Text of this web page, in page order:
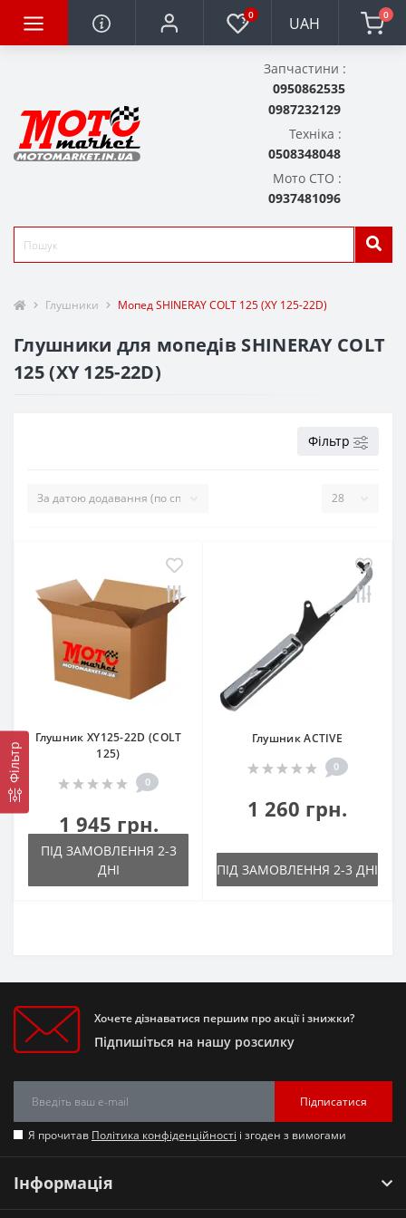
0 UAH 0
Запчастини :
0950862535
0987232129
Техніка :
0508348048
Мото СТО :
0937481096
Глушники Мопед SHINERAY COLT 125 (XY 125-22D)
Глушники для мопедів SHINERAY COLT
125 (XY 125-22D)
Фільтр
Фільтр
Глушник XY125-22D (COLT
125)
0
1 945 грн.
ПІД ЗАМОВЛЕННЯ 2-3
ДНІ
Глушник ACTIVE
0
1 260 грн.
ПІД ЗАМОВЛЕННЯ 2-3 ДНІ
Хочете дізнаватися першим про акції і знижки?
Підпишіться на нашу розсилку
Підписатися
Я прочитав Політика конфіденційності і згоден з вимогами
Інформація